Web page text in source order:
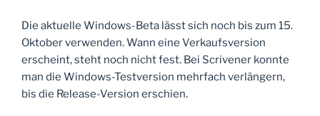
Die aktuelle Windows-Beta lässt sich noch bis zum 15.
Oktober verwenden. Wann eine Verkaufsversion
erscheint, steht noch nicht fest. Bei Scrivener konnte
man die Windows-Testversion mehrfach verlängern,
bis die Release-Version erschien.